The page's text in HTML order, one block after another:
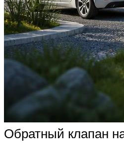
Обратный клапан